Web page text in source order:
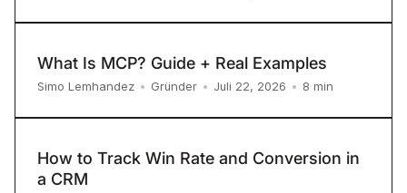
What Is MCP? Guide + Real Examples
Simo Lemhandez • Gründer • Juli 22, 2026 • 8 min
How to Track Win Rate and Conversion in
a CRM